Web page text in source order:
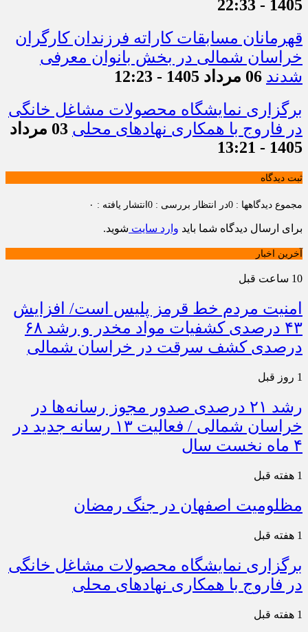
1405 - 22:33
قهرمانان مسابقات کاراته فرزندان کارگران
خراسان شمالی در بخش بانوان معرفی
شدند 06 مرداد 1405 - 12:23
برگزاری نمایشگاه محصولات مشاغل خانگی
در فاروج با همکاری نهادهای محلی
03 مرداد
1405 - 13:21
ثبت دیدگاه
مجموع دیدگاهها : 0 در انتظار بررسی : 0 انتشار یافته : ۰
برای ارسال دیدگاه شما باید وارد سایت شوید.
آخرین اخبار
10 ساعت قبل
امنیت مردم خط قرمز پلیس است/ افزایش
۴۳ درصدی کشفیات مواد مخدر و رشد ۶۸
درصدی کشف سرقت در خراسان شمالی
1 روز قبل
رشد ۲۱ درصدی صدور مجوز رسانه‌ها در
خراسان شمالی / فعالیت ۱۳ رسانه جدید در
۴ ماه نخست سال
1 هفته قبل
مظلومیت اصفهان در جنگ رمضان
1 هفته قبل
برگزاری نمایشگاه محصولات مشاغل خانگی
در فاروج با همکاری نهادهای محلی
1 هفته قبل